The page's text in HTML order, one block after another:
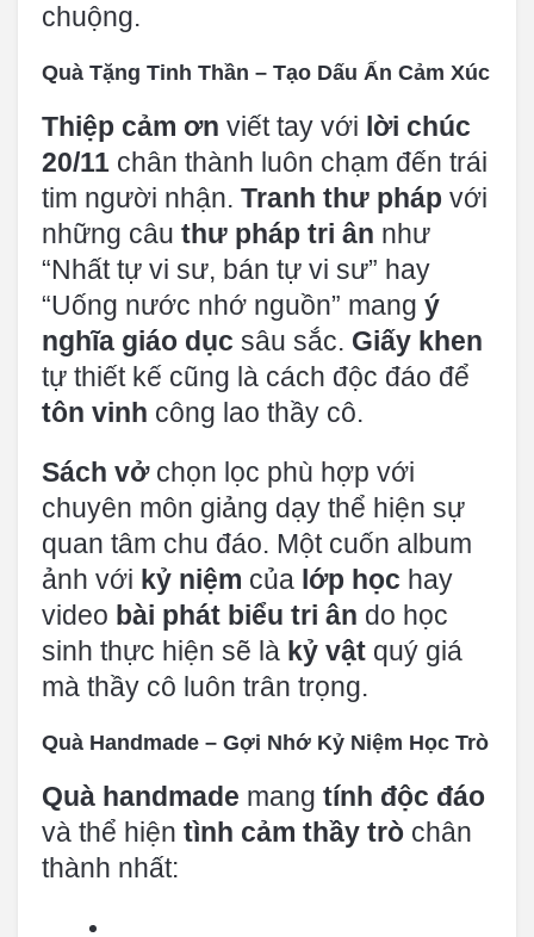
chuộng.
Quà Tặng Tinh Thần – Tạo Dấu Ấn Cảm Xúc
Thiệp cảm ơn viết tay với lời chúc
20/11 chân thành luôn chạm đến trái
tim người nhận. Tranh thư pháp với
những câu thư pháp tri ân như
“Nhất tự vi sư, bán tự vi sư” hay
“Uống nước nhớ nguồn” mang ý
nghĩa giáo dục sâu sắc. Giấy khen
tự thiết kế cũng là cách độc đáo để
tôn vinh công lao thầy cô.
Sách vởchọn lọc phù hợp với
chuyên môn giảng dạy thể hiện sự
quan tâm chu đáo. Một cuốn album
ảnh với kỷ niệm của lớp học hay
video bài phát biểu tri ân do học
sinh thực hiện sẽ là kỷ vật quý giá
mà thầy cô luôn trân trọng.
Quà Handmade – Gợi Nhớ Kỷ Niệm Học Trò
Quà handmade mang tính độc đáo
và thể hiện tình cảm thầy trò chân
thành nhất: